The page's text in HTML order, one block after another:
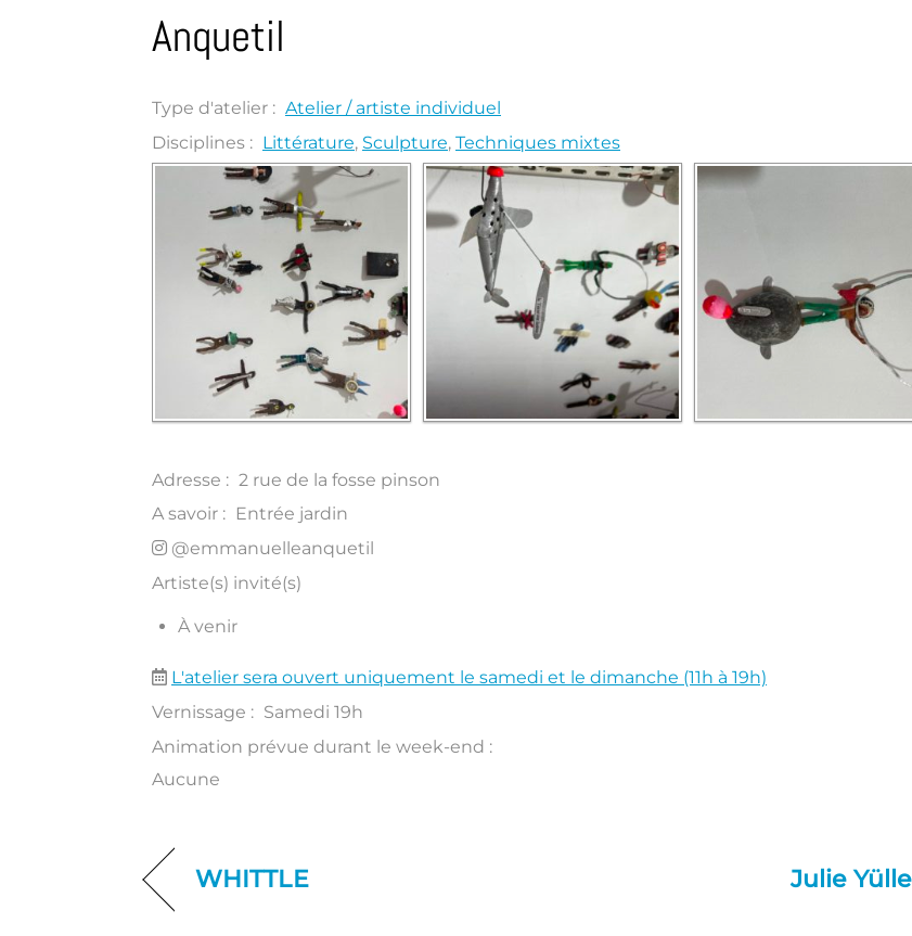
Anquetil
Type d'atelier : Atelier / artiste individuel
Disciplines : Littérature, Sculpture, Techniques mixtes
Adresse : 2 rue de la fosse pinson
A savoir : Entrée jardin
@emmanuelleanquetil
Artiste(s) invité(s)
À venir
L'atelier sera ouvert uniquement le samedi et le dimanche (11h à 19h)
Vernissage : Samedi 19h
Animation prévue durant le week-end :
Aucune
WHITTLE Julie Yülle